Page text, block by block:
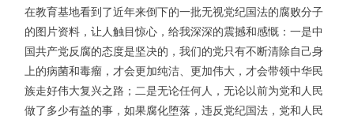
在教育基地看到了近年来倒下的一批无视党纪国法的腐败分子
的图片资料，让人触目惊心，给我深深的震撼和感慨：一是中
国共产党反腐的态度是坚决的，我们的党只有不断清除自己身
上的病菌和毒瘤，才会更加纯洁、更加伟大，才会带领中华民
族走好伟大复兴之路；二是无论任何人，无论以前为党和人民
做了多少有益的事，如果腐化堕落，违反党纪国法，党和人民